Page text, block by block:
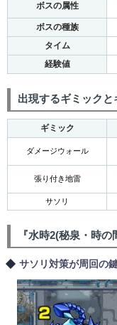
ボスの属性
ボスの種族
タイム
経験値
出現するギミックと
ギミック
ダメージウォール
張り付き地雷
サソリ
『水時2(秘泉・時
サソリ対策が周回の